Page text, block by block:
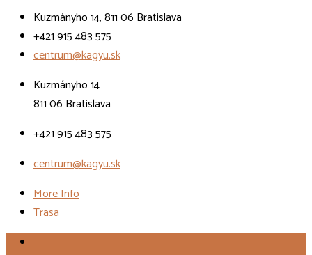
Kuzmányho 14, 811 06 Bratislava
+421 915 483 575
centrum@kagyu.sk
Kuzmányho 14
811 06 Bratislava
+421 915 483 575
centrum@kagyu.sk
More Info
Trasa